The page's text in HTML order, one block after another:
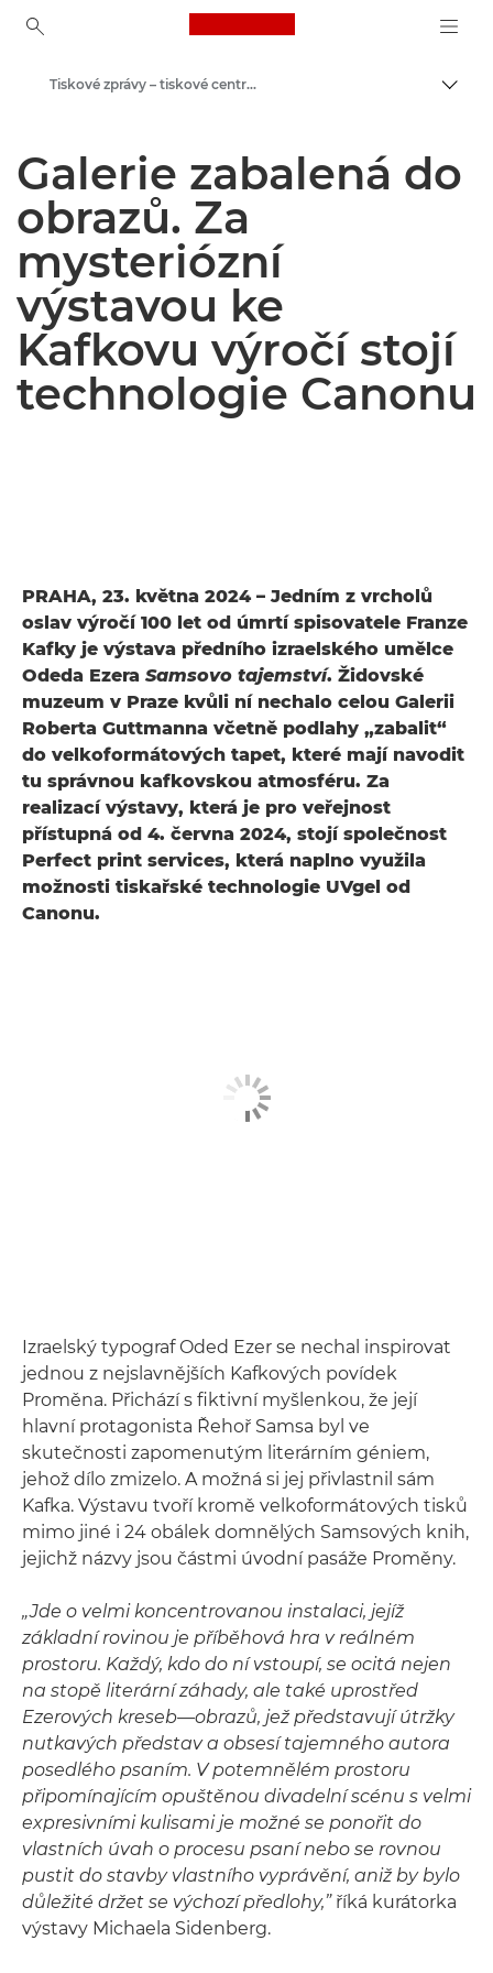
Canon Logo, back to
Tiskové centrum
Tiskové zprávy – tiskové centrum Canon
Galerie zabalená do
obrazů. Za
mysteriózní
výstavou ke
Kafkovu výročí stojí
technologie Canonu
PRAHA, 23. května 2024 – Jedním z vrcholů
oslav výročí 100 let od úmrtí spisovatele Franze
Kafky je výstava předního izraelského umělce
Odeda Ezera Samsovo tajemství. Židovské
muzeum v Praze kvůli ní nechalo celou Galerii
Roberta Guttmanna včetně podlahy „zabalit“
do velkoformátových tapet, které mají navodit
tu správnou kafkovskou atmosféru. Za
realizací výstavy, která je pro veřejnost
přístupná od 4. června 2024, stojí společnost
Perfect print services, která naplno využila
možnosti tiskařské technologie UVgel od
Canonu.
Izraelský typograf Oded Ezer se nechal inspirovat
jednou z nejslavnějších Kafkových povídek
Proměna. Přichází s fiktivní myšlenkou, že její
hlavní protagonista Řehoř Samsa byl ve
skutečnosti zapomenutým literárním géniem,
jehož dílo zmizelo. A možná si jej přivlastnil sám
Kafka. Výstavu tvoří kromě velkoformátových tisků
mimo jiné i 24 obálek domnělých Samsových knih,
jejichž názvy jsou částmi úvodní pasáže Proměny.
„Jde o velmi koncentrovanou instalaci, jejíž
základní rovinou je příběhová hra v reálném
prostoru. Každý, kdo do ní vstoupí, se ocitá nejen
na stopě literární záhady, ale také uprostřed
Ezerových kreseb—obrazů, jež představují útržky
nutkavých představ a obsesí tajemného autora
posedlého psaním. V potemnělém prostoru
připomínajícím opuštěnou divadelní scénu s velmi
expresivními kulisami je možné se ponořit do
vlastních úvah o procesu psaní nebo se rovnou
pustit do stavby vlastního vyprávění, aniž by bylo
důležité držet se výchozí předlohy,”říká kurátorka
výstavy Michaela Sidenberg.